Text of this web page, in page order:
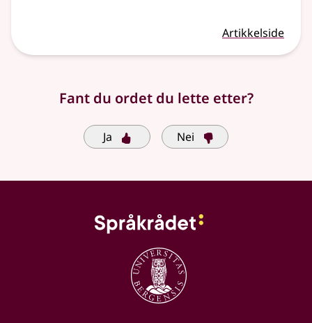
Artikkelside
Fant du ordet du lette etter?
Ja Nei